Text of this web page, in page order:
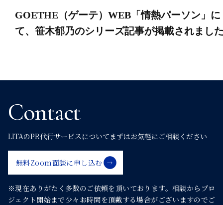
ナ
ゲ
ー
シ
ョ
ン
GOETHE（ゲーテ）WEB「情熱パーソン」に
て、笹木郁乃のシリーズ記事が掲載されまし
Contact
LITAのPR代行サービスについてまずはお気軽にご相談ください
無料Zoom面談に申し込む
※現在ありがたく多数のご依頼を頂いております。相談からプロ
ジェクト開始まで少々お時間を頂戴する場合がございますのでご